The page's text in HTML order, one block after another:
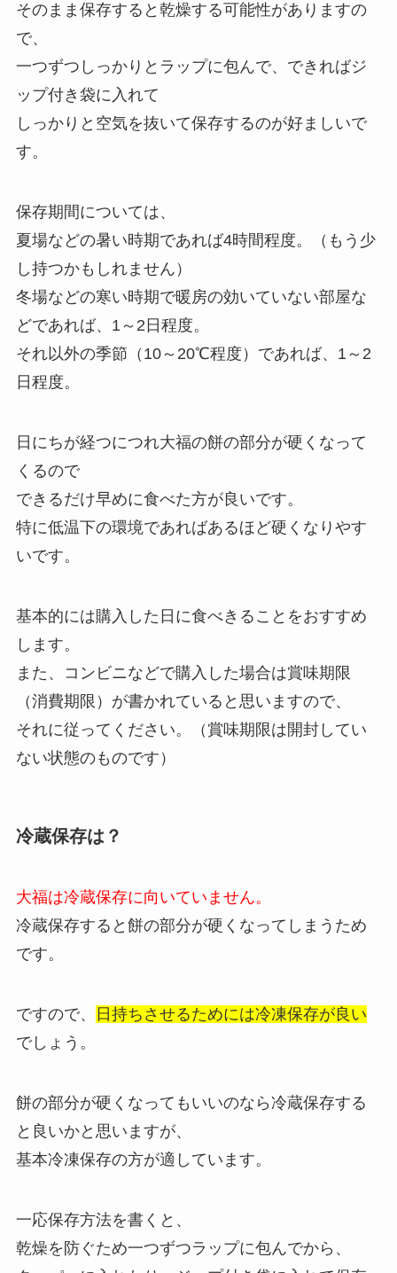
そのまま保存すると乾燥する可能性がありますの
で、
一つずつしっかりとラップに包んで、できればジ
ップ付き袋に入れて
しっかりと空気を抜いて保存するのが好ましいで
す。
保存期間については、
夏場などの暑い時期であれば4時間程度。（もう少
し持つかもしれません）
冬場などの寒い時期で暖房の効いていない部屋な
どであれば、1～2日程度。
それ以外の季節（10～20℃程度）であれば、1～2
日程度。
日にちが経つにつれ大福の餅の部分が硬くなって
くるので
できるだけ早めに食べた方が良いです。
特に低温下の環境であればあるほど硬くなりやす
いです。
基本的には購入した日に食べきることをおすすめ
します。
また、コンビニなどで購入した場合は賞味期限
（消費期限）が書かれていると思いますので、
それに従ってください。（賞味期限は開封してい
ない状態のものです）
冷蔵保存は？
大福は冷蔵保存に向いていません。
冷蔵保存すると餅の部分が硬くなってしまうため
です。
ですので、
日持ちさせるためには冷凍保存が良い
でしょう。
餅の部分が硬くなってもいいのなら冷蔵保存する
と良いかと思いますが、
基本冷凍保存の方が適しています。
一応保存方法を書くと、
乾燥を防ぐため一つずつラップに包んでから、